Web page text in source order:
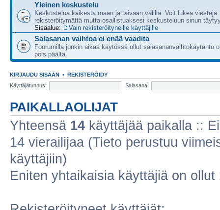
Yleinen keskustelu
Keskustelua kaikesta maan ja taivaan välillä. Voit lukea viestejä
rekisteröitymättä mutta osallistuaksesi keskusteluun sinun
Sisäalue:
Vain rekisteröityneille käyttäjille
Salasanan vaihtoa ei enää vaadita
Foorumilla jonkin aikaa käytössä ollut salasananvaihtokäytäntö
pois päältä.
KIRJAUDU SISÄÄN • REKISTERÖIDY
Käyttäjätunnus:
Salasana:
PAIKALLAOLIJAT
Yhteensä 14 käyttäjää paikalla ::
14 vierailijaa (Tieto perustuu
käyttäjiin)
Eniten yhtaikaisia käyttäjiä on ollut